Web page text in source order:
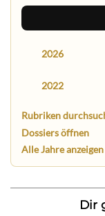
2026
2022
Rubriken
Dossiers öffnen
Alle Jahre anzeigen
Dir